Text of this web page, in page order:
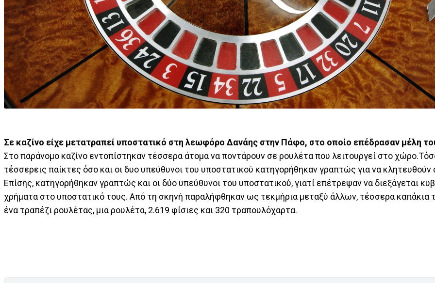
Σε καζίνο είχε μετατραπεί υποστατικό στη λεωφόρο Δανάης στην Πάφο, στο οποίο επέδρασαν μέλη
Στο παράνομο καζίνο εντοπίστηκαν τέσσερα άτομα να ποντάρουν σε ρουλέτα που λειτουργεί στο
τέσσερεις παίκτες όσο και οι δυο υπεύθυνοι του υποστατικού κατηγορήθηκαν γραπτώς για να κλητευθούν
Επίσης, κατηγορήθηκαν γραπτώς και οι δύο υπεύθυνοι του υποστατικού, γιατί επέτρεψαν να διεξάγεται
χρήματα στο υποστατικό τους. Από τη σκηνή παραλήφθηκαν ως τεκμήρια μεταξύ άλλων, τέσσερα καπάκια
ένα τραπέζι ρουλέτας, μια ρουλέτα, 2.619 φίσιες και 320 τραπουλόχαρτα.